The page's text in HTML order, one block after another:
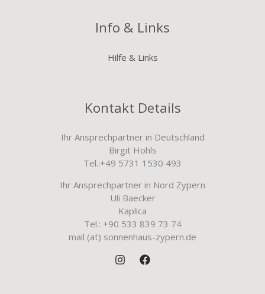
Info & Links
Hilfe & Links
Kontakt Details
Ihr Ansprechpartner in Deutschland
Birgit Hohls
Tel.:+49 5731 1530 493
Ihr Ansprechpartner in Nord Zypern
Uli Baecker
Kaplica
Tel.: +90 533 839 73 74
mail (at) sonnenhaus-zypern.de